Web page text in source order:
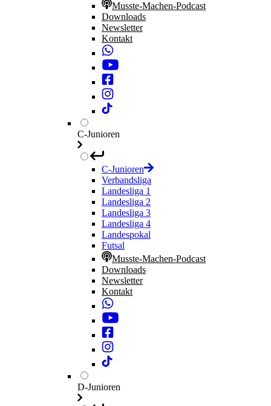
Musste-Machen-Podcast
Downloads
Newsletter
Kontakt
C-Junioren
C-Junioren
Verbandsliga
Landesliga 1
Landesliga 2
Landesliga 3
Landesliga 4
Landespokal
Futsal
Musste-Machen-Podcast
Downloads
Newsletter
Kontakt
D-Junioren